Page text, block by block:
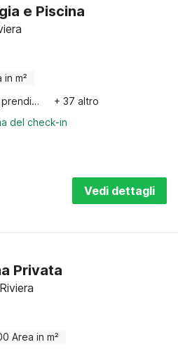
e Piscina
in m²
Lettini prendisole
+ 37 altro
del check-in
Vedi dettagli
Privata
Area in m²